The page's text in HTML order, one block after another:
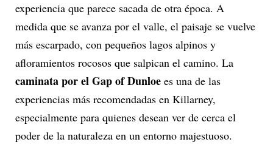
experiencia que parece sacada de otra época. A
medida que se avanza por el valle, el paisaje se vuelve
más escarpado, con pequeños lagos alpinos y
afloramientos rocosos que salpican el camino. La
caminata por el Gap of Dunloe es una de las
experiencias más recomendadas en Killarney,
especialmente para quienes desean ver de cerca el
poder de la naturaleza en un entorno majestuoso.